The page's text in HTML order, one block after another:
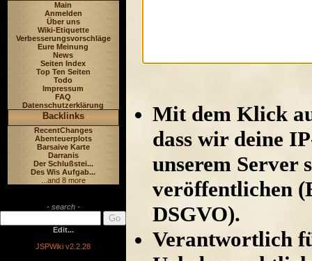
Main
Anmelden
Über uns
Wiki-Etiquette
Verbesserungsvorschläge
Eure Meinung
News
Seiten Index
Top Ten Seiten
Todo
Impressum
FAQ
Datenschutzerklärung
Backlinks
RecentChanges
Abenteuerplots
Barsaive Karte
Darranis
Der Schlußstei...
Des Wis Aufgab...
...and 8 more
- search -
Edit...
JSPWiki v2.2.28
Mit dem Klick
dass wir deine
unserem Server
veröffentlichen
DSGVO).
Verantwortlich